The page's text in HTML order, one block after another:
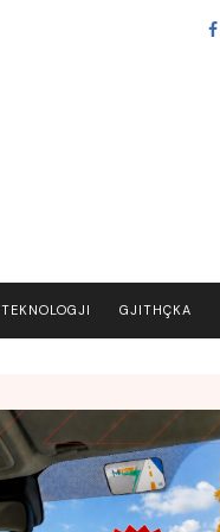
TEKNOLOGJI GJITHÇKA